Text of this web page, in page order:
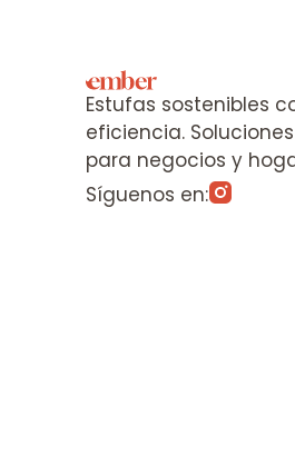
Estufas sostenibles
eficiencia.
para negocios y
Síguenos en: